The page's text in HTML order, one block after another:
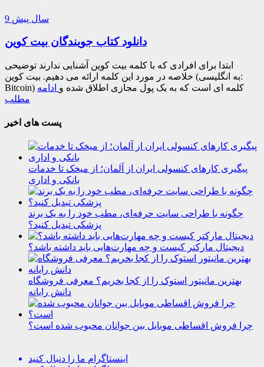
9 سال پیش
دانلود کتاب جویندگان بیت کوین
ابتدا برای افرادی که با کلمه بیت کوین آشنایی ندارند توضیحی
خلاصه در مورد این کلمه ارائه می دهیم. بیت کوین (به انگلیسی:
Bitcoin) کلمه ای است که به یک پول مجازی اطلاق شده و ادامه
مطلب
پست های اخیر
پیگیری کارهای کنسولی ایران از آلمان؛ از میخک تا خدمات
بانکی و اداری
چگونه با طراحی سایت حرفه‌ای، مطب خود را به یک برند
پزشکی تبدیل کنید؟
دیجیتال مارکتر کیست و چه مهارت‌هایی باید داشته باشد؟
بهترین مانیتور استوک را از کجا بخریم؟ معرفی فروشگاه
دانش رایانه
چرا فروش اقساطی موبایل بین جوانان محبوب شده است؟
اینستاگرام ما را دنبال کنید